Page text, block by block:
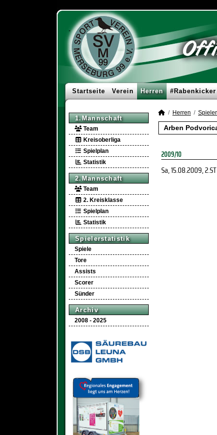
Startseite Verein Herren #Rabenkicker
1.Mannschaft
Team
Kreisoberliga
Spielplan
Statistik
2.Mannschaft
Team
2. Kreisklasse
Spielplan
Statistik
Spielerstatistik
Spiele
Tore
Assists
Scorer
Sünder
Archiv
2008 - 2025
Herren
Arben
2009/10
Sa, 15.08.2009, 2.ST